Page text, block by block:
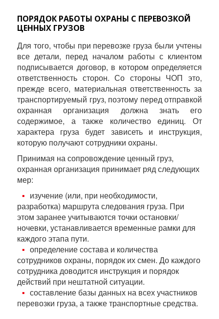
ПОРЯДОК РАБОТЫ ОХРАНЫ С ПЕРЕВОЗКОЙ
ЦЕННЫХ ГРУЗОВ
Для того, чтобы при перевозке груза были учтены
все детали, перед началом работы с клиентом
подписывается договор, в котором определяется
ответственность сторон. Со стороны ЧОП это,
прежде всего, материальная ответственность за
транспортируемый груз, поэтому перед отправкой
охранная организация должна знать его
содержимое, а также количество единиц. От
характера груза будет зависеть и инструкция,
которую получают сотрудники охраны.
Принимая на сопровождение ценный груз,
охранная организация принимает ряд следующих
мер:
изучение (или, при необходимости,
разработка) маршрута следования груза. При
этом заранее учитываются точки остановки/
ночевки, устанавливается временные рамки для
каждого этапа пути.
определение состава и количества
сотрудников охраны, порядок их смен. До каждого
сотрудника доводится инструкция и порядок
действий при нештатной ситуации.
составление базы данных на всех участников
перевозки груза, а также транспортные средства.